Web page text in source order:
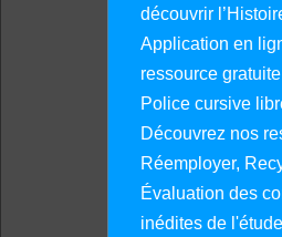
découvrir
Application en
ressource
Police cursive
Découvrez nos
Réemployer,
Évaluation des
inédites de